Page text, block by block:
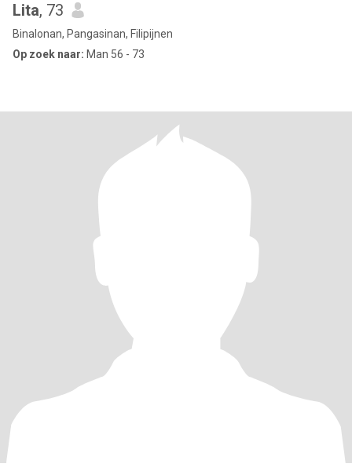
Lita, 73
Binalonan, Pangasinan, Filipijnen
Op zoek naar: Man 56 - 73